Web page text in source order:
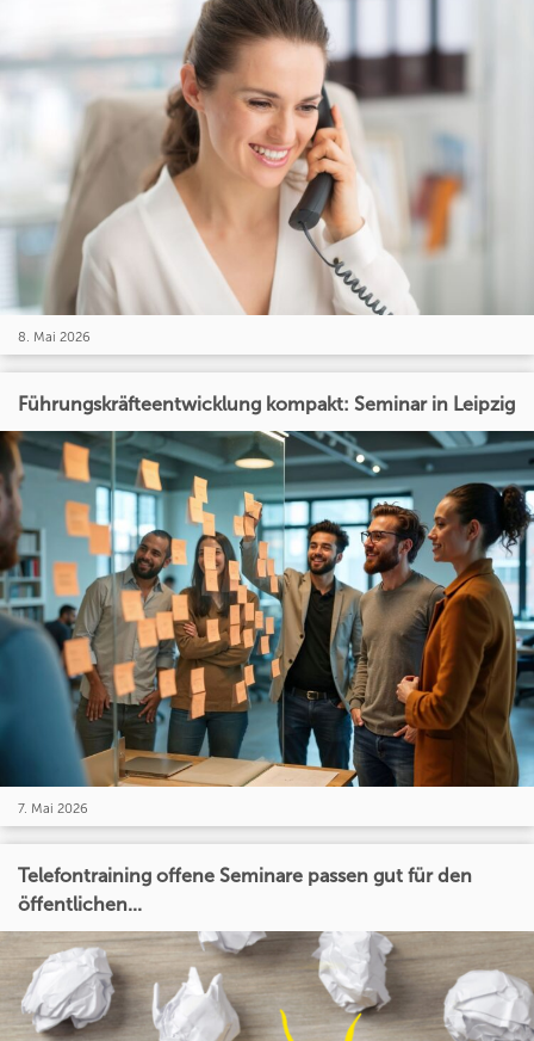
8. Mai 2026
Führungskräfteentwicklung kompakt: Seminar in Leipzig
7. Mai 2026
Telefontraining offene Seminare passen gut für den
öffentlichen...